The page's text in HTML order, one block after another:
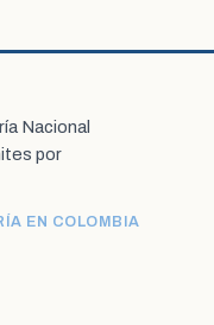
Nacional
por
EN COLOMBIA